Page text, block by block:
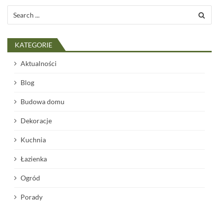
n
i
c
o
w
a
i
e
w
i
s
ó
for:
KATEGORIE
Aktualności
Blog
Budowa domu
Dekoracje
Kuchnia
Łazienka
Ogród
Porady